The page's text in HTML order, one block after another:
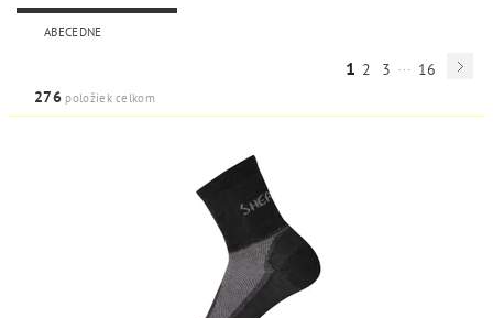
ABECEDNE
1 2 3 ... 16
276položiek celkom